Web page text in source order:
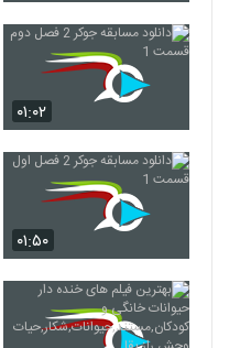
۰۱:۰۲
۰۱:۵۰